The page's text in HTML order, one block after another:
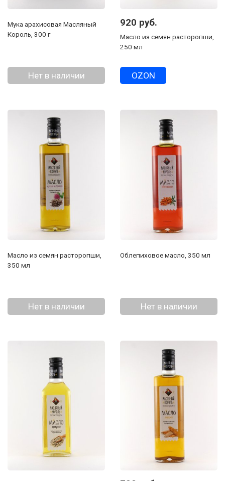
Мука арахисовая Масляный
Король, 300 г
Нет в наличии
920 руб.
Масло из семян расторопши,
250 мл
OZON
Масло из семян расторопши,
350 мл
Нет в наличии
Облепиховое масло, 350 мл
Нет в наличии